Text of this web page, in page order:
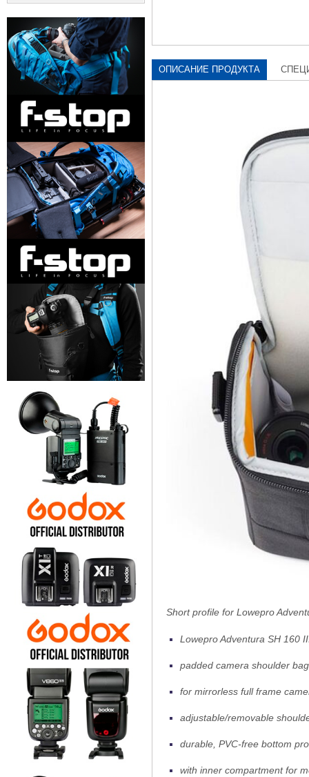
ОПИСАНИЕ ПРОДУКТА
Short profile for Lowepro
Lowepro Adventura SH 160
padded camera shoulder bag
for mirrorless full frame
adjustable/removable
durable, PVC-free bottom
with inner compartment for